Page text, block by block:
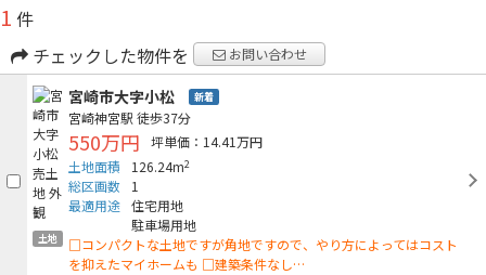
1 件
チェックした物件を
お問い合わせ
土地
宮崎市大字小松 新着
宮崎神宮駅 徒歩37分
550万円
坪単価：14.41万円
土地面積
126.24m2
総区画数
1
最適用途 住宅用地
駐車場用地
□コンパクトな土地ですが角地ですので、やり方によってはコスト
を抑えたマイホームも □建築条件なし…